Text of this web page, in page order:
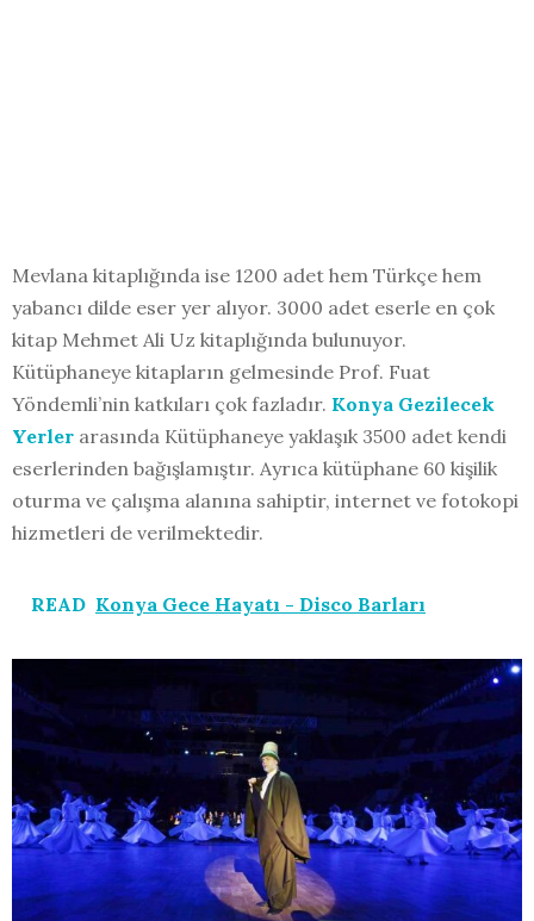
Mevlana kitaplığında ise 1200 adet hem Türkçe hem
yabancı dilde eser yer alıyor. 3000 adet eserle en çok
kitap Mehmet Ali Uz kitaplığında bulunuyor.
Kütüphaneye kitapların gelmesinde Prof. Fuat
Yöndemli’nin katkıları çok fazladır. Konya Gezilecek
Yerler arasında Kütüphaneye yaklaşık 3500 adet kendi
eserlerinden bağışlamıştır. Ayrıca kütüphane 60 kişilik
oturma ve çalışma alanına sahiptir, internet ve fotokopi
hizmetleri de verilmektedir.
READ Konya Gece Hayatı - Disco Barları